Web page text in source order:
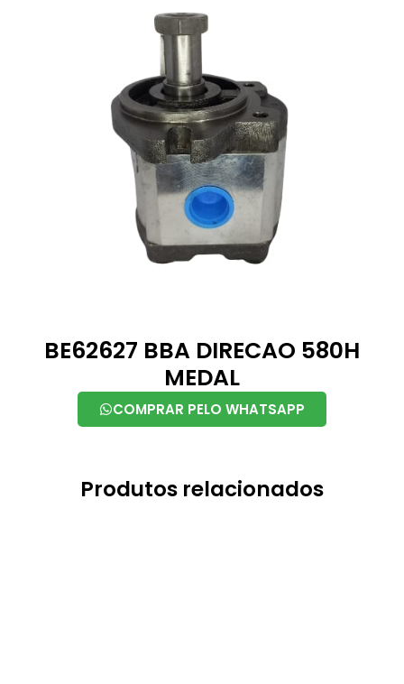
BE62627 BBA DIRECAO 580H
MEDAL
COMPRAR PELO WHATSAPP
Produtos relacionados